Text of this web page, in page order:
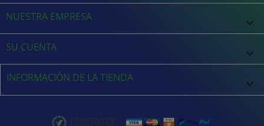
NUESTRA EMPRESA 
SU CUENTA 
INFORMACIÓN DE LA TIENDA keyboard_arrow_down